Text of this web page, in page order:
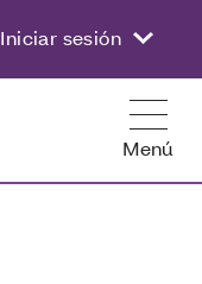
Iniciar sesión
Menú